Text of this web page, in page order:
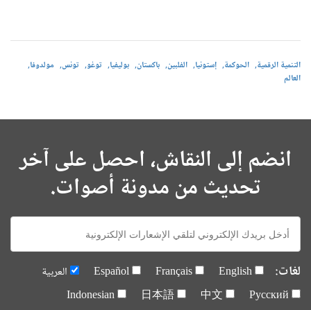
التنمية الرقمية الحوكمة إستونيا الفلبين باكستان بوليفيا توغو تونس مولدوفا
العالم
انضم إلى النقاش، احصل على آخر
تحديث من مدونة أصوات.
E-
mail:
لغات: English
Français
Español
العربية
Русский
中文
日本語
Indonesian